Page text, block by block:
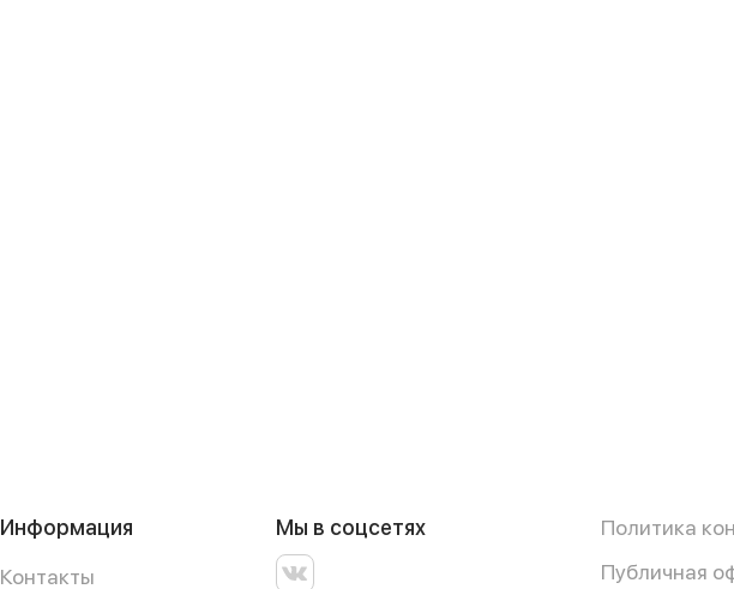
Информация
Контакты
Мы в соцсетях
Политика
Публичная